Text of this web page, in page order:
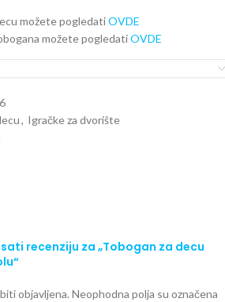
možete pogledatiOVDE
možete pogledatiOVDE
, Igračke za dvorište
recenziju za „Tobogan za decu
objavljena. Neophodna polja su označena